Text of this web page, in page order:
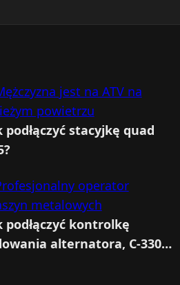
podłączyć stacyjkę quad
podłączyć kontrolkę
alternatora, C-330,